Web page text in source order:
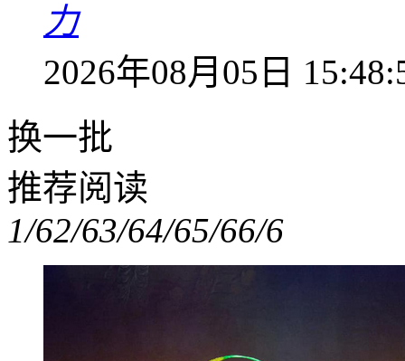
力
2026年08月05日
换一批
推荐阅读
1/62/63/64/65/66/6